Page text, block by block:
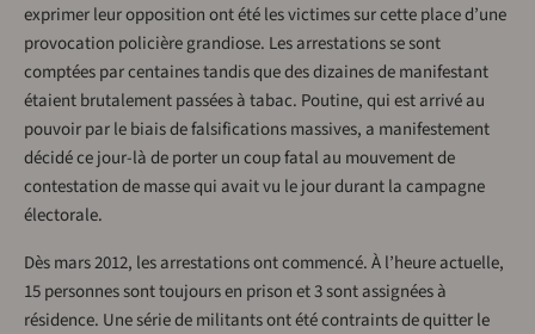
exprimer leur opposition ont été les victimes sur cette place d’une
provocation policière grandiose. Les arrestations se sont
comptées par centaines tandis que des dizaines de manifestant
étaient brutalement passées à tabac. Poutine, qui est arrivé au
pouvoir par le biais de falsifications massives, a manifestement
décidé ce jour-là de porter un coup fatal au mouvement de
contestation de masse qui avait vu le jour durant la campagne
électorale.
Dès mars 2012, les arrestations ont commencé. À l’heure actuelle,
15 personnes sont toujours en prison et 3 sont assignées à
résidence. Une série de militants ont été contraints de quitter le